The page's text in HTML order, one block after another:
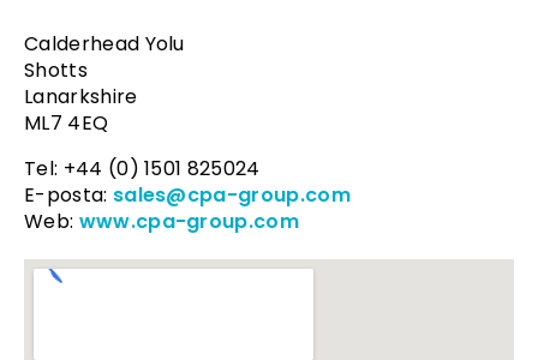
Calderhead Yolu
Shotts
Lanarkshire
ML7 4EQ
Tel: +44 (0) 1501 825024
E-posta: sales@cpa-group.com
Web: www.cpa-group.com